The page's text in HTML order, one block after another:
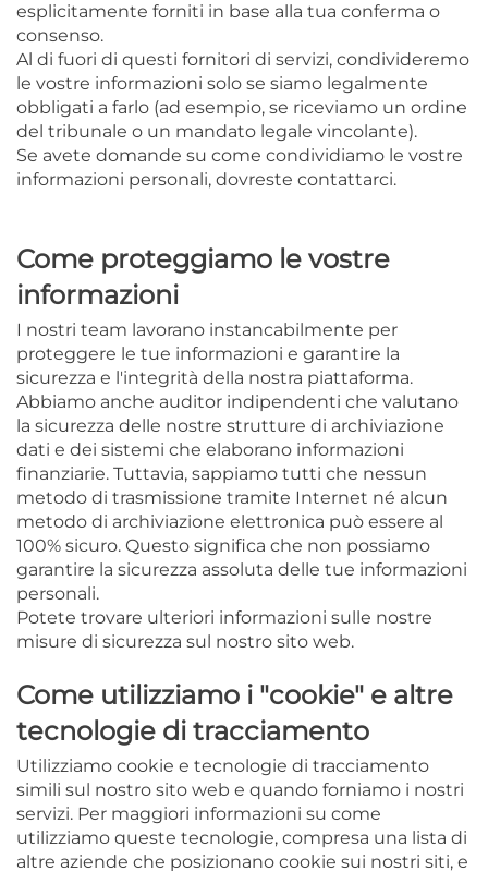
esplicitamente forniti in base alla tua conferma o
consenso.
Al di fuori di questi fornitori di servizi, condivideremo
le vostre informazioni solo se siamo legalmente
obbligati a farlo (ad esempio, se riceviamo un ordine
del tribunale o un mandato legale vincolante).
Se avete domande su come condividiamo le vostre
informazioni personali, dovreste contattarci.
Come proteggiamo le vostre
informazioni
I nostri team lavorano instancabilmente per
proteggere le tue informazioni e garantire la
sicurezza e l'integrità della nostra piattaforma.
Abbiamo anche auditor indipendenti che valutano
la sicurezza delle nostre strutture di archiviazione
dati e dei sistemi che elaborano informazioni
finanziarie. Tuttavia, sappiamo tutti che nessun
metodo di trasmissione tramite Internet né alcun
metodo di archiviazione elettronica può essere al
100% sicuro. Questo significa che non possiamo
garantire la sicurezza assoluta delle tue informazioni
personali.
Potete trovare ulteriori informazioni sulle nostre
misure di sicurezza sul nostro sito web.
Come utilizziamo i "cookie" e altre
tecnologie di tracciamento
Utilizziamo cookie e tecnologie di tracciamento
simili sul nostro sito web e quando forniamo i nostri
servizi. Per maggiori informazioni su come
utilizziamo queste tecnologie, compresa una lista di
altre aziende che posizionano cookie sui nostri siti, e